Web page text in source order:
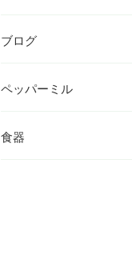
ブログ
ペッパーミル
食器